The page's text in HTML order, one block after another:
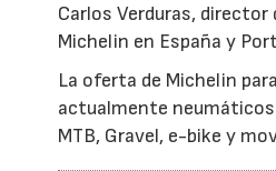
Carlos Verduras, director
Michelin en España y
La oferta de Michelin
actualmente
MTB, Gravel, e-bike y